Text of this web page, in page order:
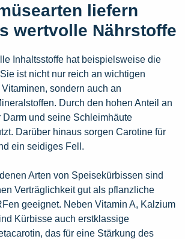
liefern
wertvolle Nährstoffe
Inhaltsstoffe hat beispielsweise die
ist nicht nur reich an wichtigen
sondern auch an
Durch den hohen Anteil an
Darm und seine Schleimhäute
Darüber hinaus sorgen Carotine für
ein seidiges Fell.
Arten von Speisekürbissen sind
Verträglichkeit gut als pflanzliche
geeignet. Neben Vitamin A, Kalzium
Kürbisse auch erstklassige
das für eine Stärkung des